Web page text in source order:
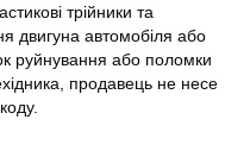
трійники та
двигуна автомобіля або
руйнування або поломки
продавець не несе